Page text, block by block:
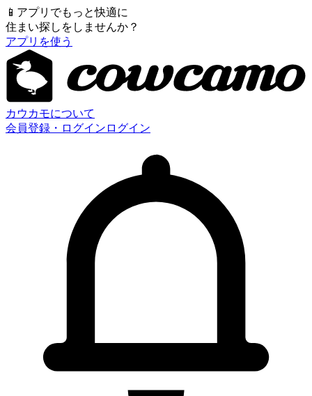
📱 アプリでもっと快適に
住まい探しをしませんか？
アプリを使う
カウカモについて
会員登録・ログイン ログイン